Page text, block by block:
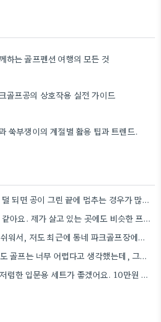
하는 골프펜션 여행의 모든 것
골프공의 상호작용 실전 가이드
쑥부쟁이의 계절별 활용 팁과 트렌드.
백스윙 탑에서 손목 코킹이 덜 되면 공이 그린 끝에 멈추는 경우가 많더라고요. 숏게임의 핵심은 정확한…
파크골프는 정말 좋은 선택 같아요. 제가 살고 있는 곳에도 비슷한 프로그램이 있으면 좋겠어요.
파크골프는 정말 접근하기 쉬워서, 저도 최근에 동네 파크골프장에서 한 번 해봤어요. 처음에는 좀 어색했지만, 다들…
처음에 파크골프를 봤을 때도 골프는 너무 어렵다고 생각했는데, 그렇게 접근하기 쉬운 운동이 있었다니 신기하네요.
클럽 세트 구매할 때, 정말 저렴한 입문용 세트가 좋겠어요. 10만원 정도면 스윙 폼 연습에 충분할…